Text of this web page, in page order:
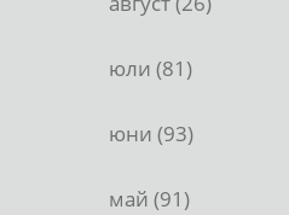
юли (81)
юни (93)
май (91)